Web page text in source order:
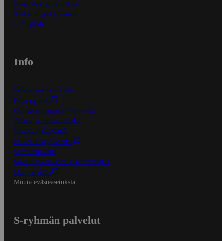
Näin tilaat ja muokkaat
Kaikki ohjeet ja vinkit
In English
Info
S-Business yrityksille
Oiva-raportit
Osuuskauppojen yhteystiedot
Tilaus- ja toimitusehdot
Tietosuojakäytäntö
Palvelun käyttöehdot
Saavutettavuus
Mobiilisovelluksen saavutettavuus
Mainostajalle
Muuta evästeasetuksia
S-ryhmän palvelut